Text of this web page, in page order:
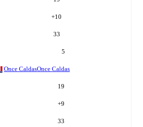
+10
33
5
Once CaldasOnce Caldas
19
+9
33